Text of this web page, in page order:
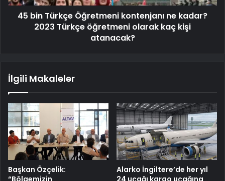
45 bin Türkçe Öğretmeni kontenjanı ne kadar?
2023 Türkçe öğretmeni olarak kaç kişi
atanacak?
İlgili Makaleler
Başkan Özçelik:
“Bölgemizin
Alarko İngiltere’de her yıl
24 uçağı kargo uçağına